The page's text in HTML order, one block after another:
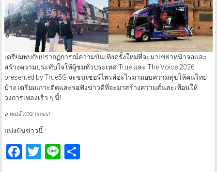
เตรียมพบกับปรากฏการณ์ความบันเทิงครั้งใหม่ที่จะมาเขย่าหน้าจอและ
สร้างความประทับใจให้ผู้ชมทั่วประเทศ True และ The Voice 2026
presented by True5G จะขนเซอร์ไพรส์อะไรมามอบความสุขให้คนไทย
บ้าง เตรียมเกาะติดและรอฟังข่าวดีที่จะมาสร้างความสั่นสะเทือนให้
วงการเพลงเร็ว ๆ นี้!
อ่านแล้ว232 times!
แบ่งปันข่าวนี้ :
Facebook
Twitter
LineShare